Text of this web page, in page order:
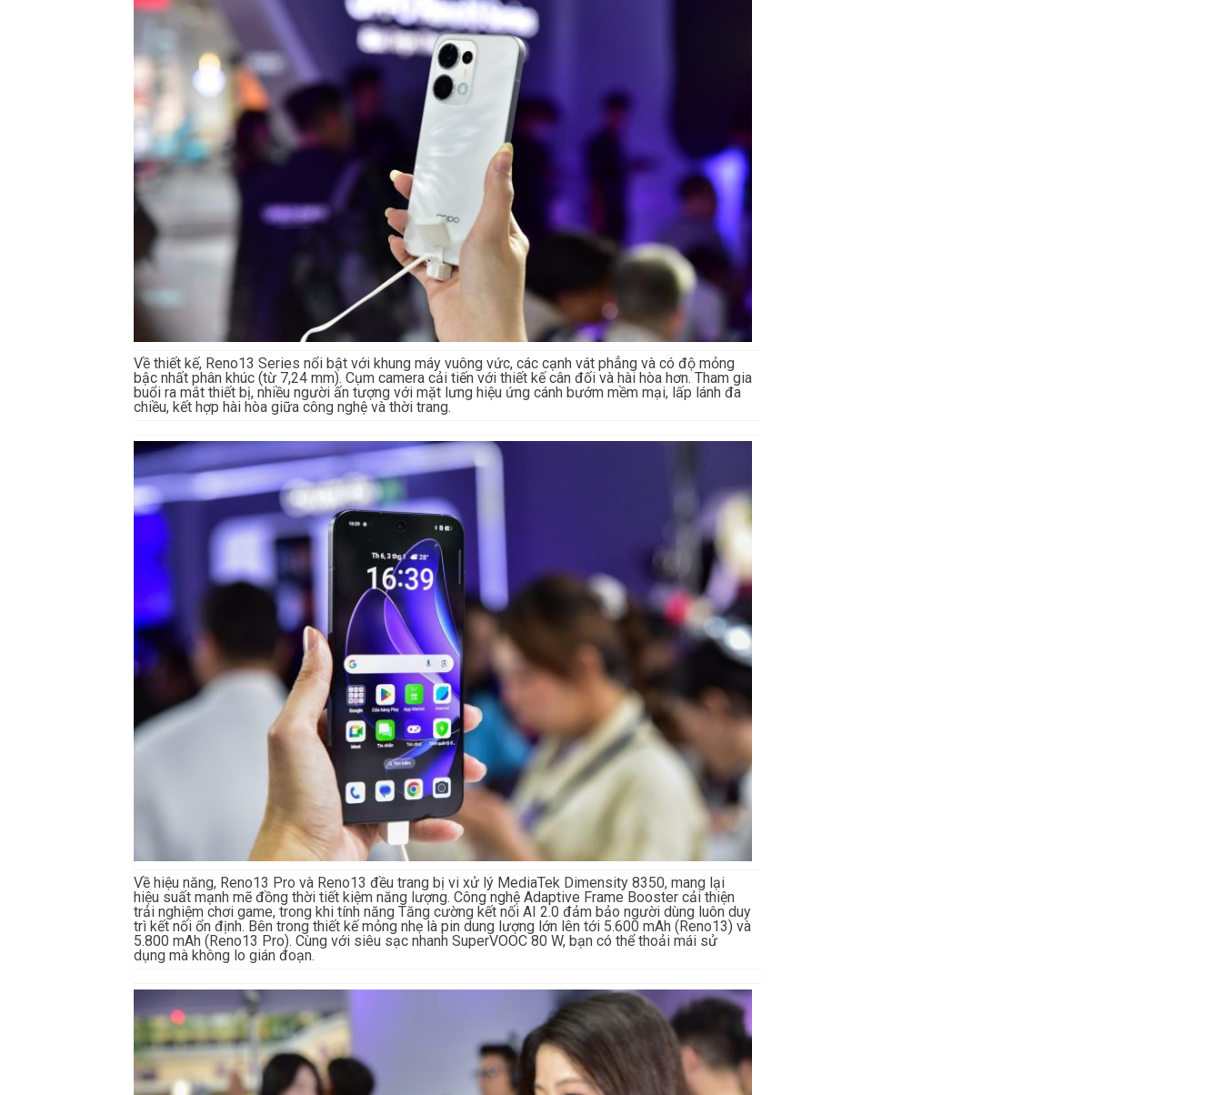
Về thiết kế, Reno13 Series nổi bật với khung máy vuông vức, các cạnh vát phẳng và có độ mỏng
bậc nhất phân khúc (từ 7,24 mm). Cụm camera cải tiến với thiết kế cân đối và hài hòa hơn. Tham gia
buổi ra mắt thiết bị, nhiều người ấn tượng với mặt lưng hiệu ứng cánh bướm mềm mại, lấp lánh đa
chiều, kết hợp hài hòa giữa công nghệ và thời trang.
Về hiệu năng, Reno13 Pro và Reno13 đều trang bị vi xử lý MediaTek Dimensity 8350, mang lại
hiệu suất mạnh mẽ đồng thời tiết kiệm năng lượng. Công nghệ Adaptive Frame Booster cải thiện
trải nghiệm chơi game, trong khi tính năng Tăng cường kết nối AI 2.0 đảm bảo người dùng luôn duy
trì kết nối ổn định. Bên trong thiết kế mỏng nhẹ là pin dung lượng lớn lên tới 5.600 mAh (Reno13) và
5.800 mAh (Reno13 Pro). Cùng với siêu sạc nhanh SuperVOOC 80 W, bạn có thể thoải mái sử
dụng mà không lo gián đoạn.